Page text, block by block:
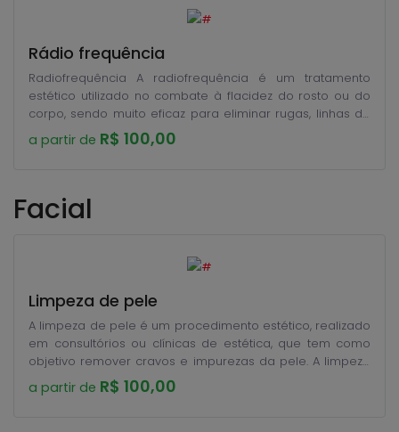
Rádio frequência
Radiofrequência A radiofrequência é um tratamento
estético utilizado no combate à flacidez do rosto ou do
corpo, sendo muito eficaz para eliminar rugas, linhas de
expressão e até mesmo a gordura localizada e também
a celulite, sendo um método seguro com efeitos
a partir de R$ 100,00
Facial
Limpeza de pele
A limpeza de pele é um procedimento estético, realizado
em consultórios ou clínicas de estética, que tem como
objetivo remover cravos e impurezas da pele. A limpeza
de pele também remove o milium, que são pequenos
cistos salientes causados pelo acúmulo de óleo e pele
a partir de R$ 100,00